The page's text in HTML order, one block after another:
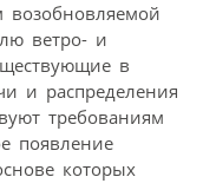
ветро- и
в
и распределения
требованиям
появление
которых